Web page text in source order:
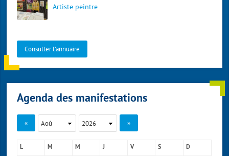
Artiste peintre
Consulter l'annuaire
Agenda des manifestations
« »
L M M J V S D